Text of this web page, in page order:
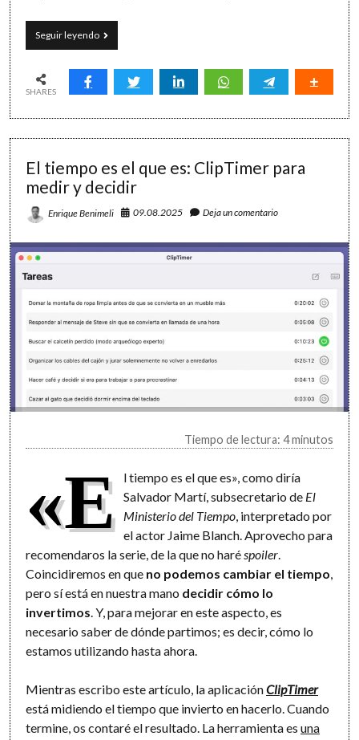
Seguir leyendoLa
sencillez
organizar
y
SHARES
El tiempo es el que es: ClipTimer para
medir y decidir
Enrique Benimeli 09.08.2025 Deja un comentario
Tiempo de lectura: 4 minutos
«E l tiempo es el que es», como diría
Salvador Martí, subsecretario de El
Ministerio del Tiempo, interpretado por
el actor Jaime Blanch. Aprovecho para
recomendaros la serie, de la que no haréspoiler.
Coincidiremos en que no podemos cambiar el tiempo,
pero sí está en nuestra mano decidir cómo lo
invertimos. Y, para mejorar en este aspecto, es
necesario saber de dónde partimos; es decir, cómo lo
estamos utilizando hasta ahora.
Mientras escribo este artículo, la aplicaciónClipTimer
está midiendo el tiempo que invierto en hacerlo. Cuando
termine, os contaré el resultado. La herramienta esuna